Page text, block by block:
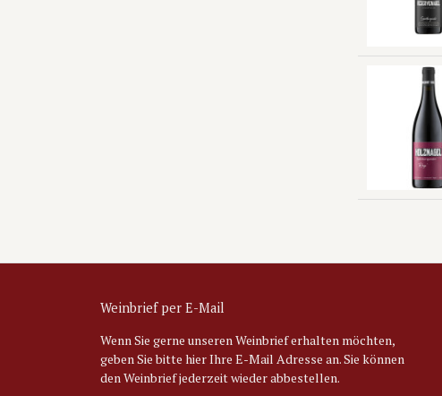
Weinbrief per E-Mail
Wenn Sie gerne unseren Weinbrief erhalten möchten,
geben Sie bitte hier Ihre E-Mail Adresse an. Sie können
den Weinbrief jederzeit wieder abbestellen.